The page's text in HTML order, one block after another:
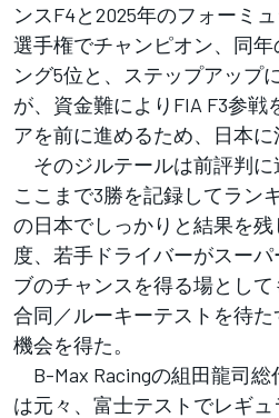
ンスF4と2025年のフォーミ
選手権でチャンピオン、同
ング5位と、ステップアップ
が、資金難によりFIA F3参戦
アを前に進めるため、日本に
そのジルテールは前評判に
ここまで3勝を記録してラン
の日本でしっかりと結果を
度、若手ドライバーがスー
ブのチャンスを得る場とし
合同／ルーキーテストを待
機会を得た。
B-Max Racingの組田龍司総
は元々、富士テストでレギ